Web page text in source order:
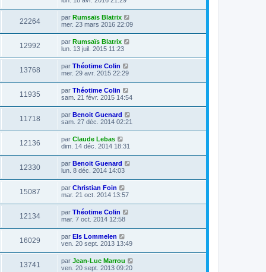
22264 par Rumsaïs Blatrix
mer. 23 mars 2016 22:09
12992 par Rumsaïs Blatrix
lun. 13 juil. 2015 11:23
13768 par Théotime Colin
mer. 29 avr. 2015 22:29
11935 par Théotime Colin
sam. 21 févr. 2015 14:54
11718 par Benoit Guenard
sam. 27 déc. 2014 02:21
12136 par Claude Lebas
dim. 14 déc. 2014 18:31
12330 par Benoit Guenard
lun. 8 déc. 2014 14:03
15087 par Christian Foin
mar. 21 oct. 2014 13:57
12134 par Théotime Colin
mar. 7 oct. 2014 12:58
16029 par Els Lommelen
ven. 20 sept. 2013 13:49
13741 par Jean-Luc Marrou
ven. 20 sept. 2013 09:20